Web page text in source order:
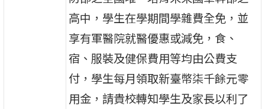
高中，學生在學期間學雜費全免，並
享有軍醫院就醫優惠或減免，食、
宿、服裝及健保費用等均由公費支
付，學生每月領取新臺幣柒千餘元零
用金，請貴校轉知學生及家長以利了